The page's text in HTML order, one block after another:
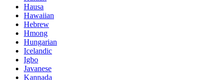
Hausa
Hawaiian
Hebrew
Hmong
Hungarian
Icelandic
Igbo
Javanese
Kannada